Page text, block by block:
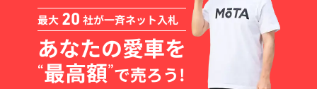
最大 20 社が一斉ネット入札
あなたの愛車を
“最高額”で売ろう!